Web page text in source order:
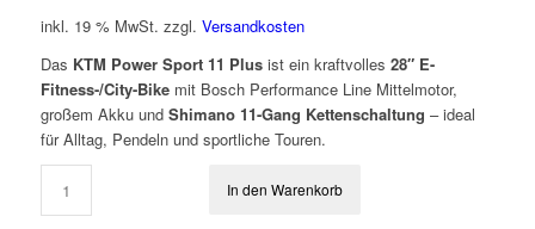
4.899,00 €
3.919,00 €.
inkl. 19 % MwSt. zzgl. Versandkosten
Das KTM Power Sport 11 Plusist ein kraftvolles 28″ E-
Fitness-/City-Bikemit Bosch Performance Line Mittelmotor,
großem Akku und Shimano 11-Gang Kettenschaltung – ideal
für Alltag, Pendeln und sportliche Touren.
In den Warenkorb